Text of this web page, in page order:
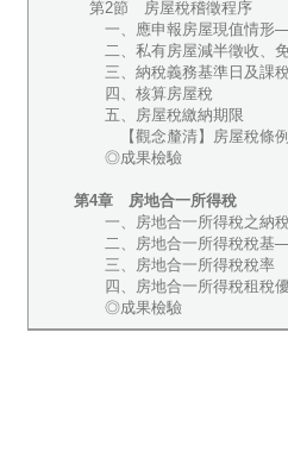
第2節 房屋稅稽徵程序
一、應申報房屋現值情形──
二、私有房屋減半徵收、免
三、納稅義務基準日及課稅
四、核算房屋稅
五、房屋稅繳納期限
【觀念釐清】房屋稅條例
◎成果檢驗
第4章 房地合一所得稅
一、房地合一所得稅之納稅
二、房地合一所得稅稅基──
三、房地合一所得稅稅率
四、房地合一所得稅租稅優
◎成果檢驗